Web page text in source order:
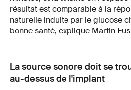
résultat est comparable à la
naturelle induite par le glucose
bonne santé, explique Martin
La source sonore doit se
au-dessus de l'implant